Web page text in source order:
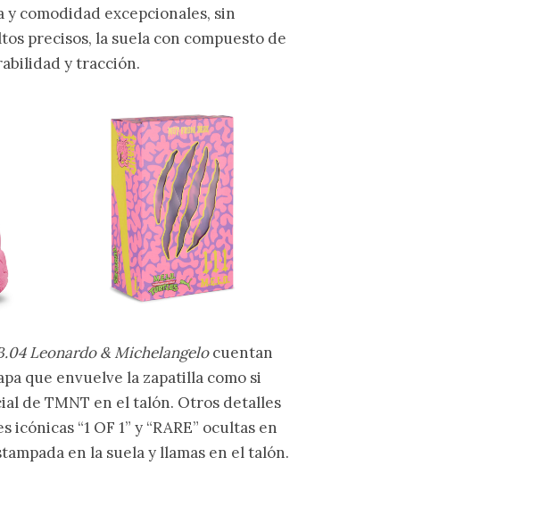
comodidad excepcionales, sin
precisos, la suela con compuesto de
y tracción.
Leonardo & Michelangelocuentan
que envuelve la zapatilla como si
de TMNT en el talón. Otros detalles
“1 OF 1” y “RARE” ocultas en
en la suela y llamas en el talón.